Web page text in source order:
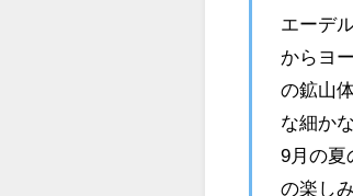
エーデ
からヨ
の鉱山
な細か
9月の夏
の楽し